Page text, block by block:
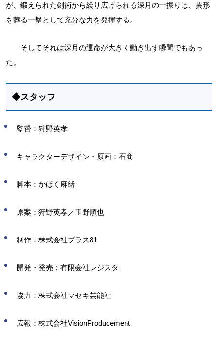
が、鍛えられた剣術から繰り広げられる深月の一振りは、異形
を葬る一撃として充分な力を発揮する。
――そしてそれは深月の運命が大きく動き出す瞬間でもあっ
た。
◆スタッフ
監督：狩野英孝
キャラクターデザイン・原画：石商
脚本：かほく麻緒
原案：狩野英孝／玉野順也
制作：株式会社プラス81
開発・発売：有限会社レジスタ
協力：株式会社マセキ芸能社
広報：株式会社VisionProducement